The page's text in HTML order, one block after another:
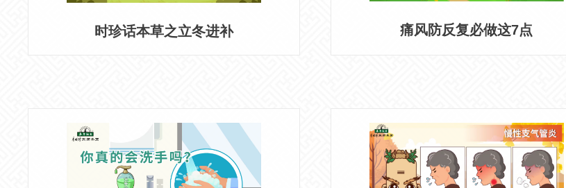
时珍话本草之立冬进补 痛风防反复必做这7点